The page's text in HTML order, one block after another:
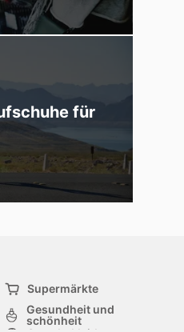
für
Supermärkte
Gesundheit und
schönheit